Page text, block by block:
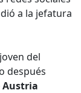
a la jefatura
del
después
Austria